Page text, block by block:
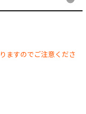
ますのでご注意くださ